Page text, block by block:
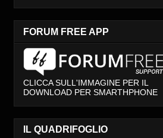
FORUM FREE APP
CLICCA SULL'IMMAGINE PER IL
DOWNLOAD PER SMARTHPHONE
IL QUADRIFOGLIO